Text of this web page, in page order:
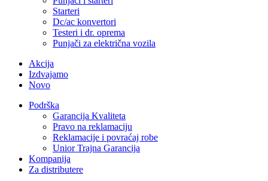
Starteri
Dc/ac konvertori
Testeri i dr. oprema
Punjači za električna vozila
Akcija
Izdvajamo
Novo
Podrška
Garancija Kvaliteta
Pravo na reklamaciju
Reklamacije i povraćaj robe
Unior Trajna Garancija
Kompanija
Za distributere